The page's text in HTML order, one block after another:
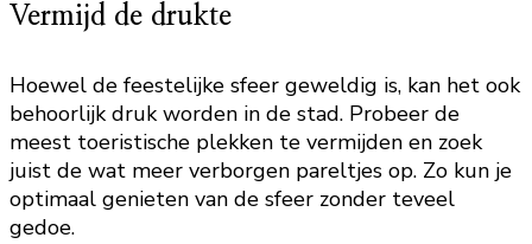
Vermijd de drukte
Hoewel de feestelijke sfeer geweldig is, kan het ook
behoorlijk druk worden in de stad. Probeer de
meest toeristische plekken te vermijden en zoek
juist de wat meer verborgen pareltjes op. Zo kun je
optimaal genieten van de sfeer zonder teveel
gedoe.